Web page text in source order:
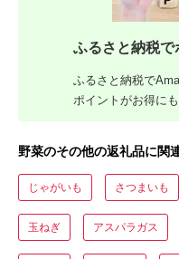
ふるさと納税で
ふるさと納税で
ポイントがお得に
野菜のその他の返礼品に関
じゃがいも さつまいも
玉ねぎ アスパラガス